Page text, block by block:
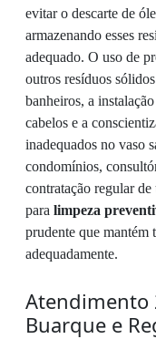
evitar o descarte de
armazenando esses
adequado. O uso de
outros resíduos
banheiros, a
cabelos e a
inadequados no vaso
condomínios,
contratação regular de
para limpeza
prudente que mantém
adequadamente.
Atendimento
Buarque e